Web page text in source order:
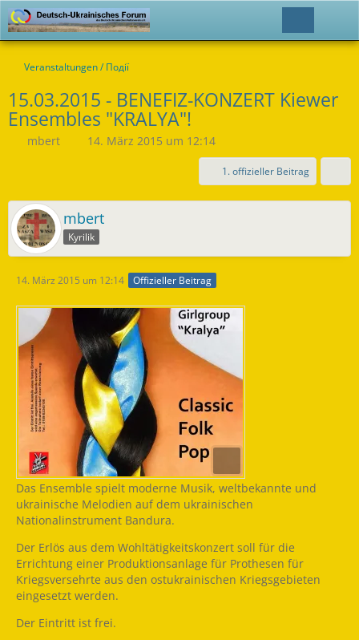
Veranstaltungen / Події
15.03.2015 - BENEFIZ-KONZERT Kiewer
Ensembles "KRALYA"!
mbert 14. März 2015 um 12:14
1. offizieller Beitrag
mbert
Kyrilik
14. März 2015 um 12:14 Offizieller Beitrag
Das Ensemble spielt moderne Musik, weltbekannte und
ukrainische Melodien auf dem ukrainischen
Nationalinstrument Bandura.
Der Erlös aus dem Wohltätigkeitskonzert soll für die
Errichtung einer Produktionsanlage für Prothesen für
Kriegsversehrte aus den ostukrainischen Kriegsgebieten
eingesetzt werden.
Der Eintritt ist frei.